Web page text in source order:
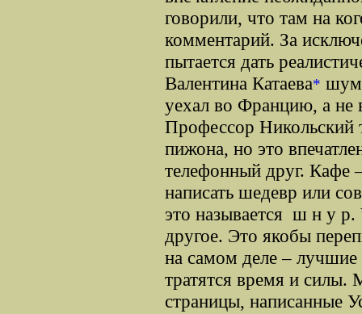
говорили, что там на
комментарий. За
пытается дать
Валентина Катаева*
уехал во Францию, а не
Профессор Никольский
пижона, но это
телефонный друг. Кафе
написать шедевр или
это называется ш н у
другое. Это якобы
на самом деле – лучшие
тратятся время и силы.
страницы, написанные